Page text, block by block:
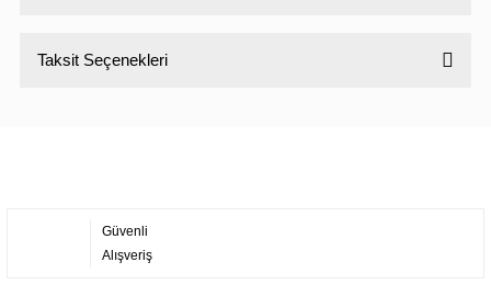
Taksit Seçenekleri
Güvenli
Alışveriş